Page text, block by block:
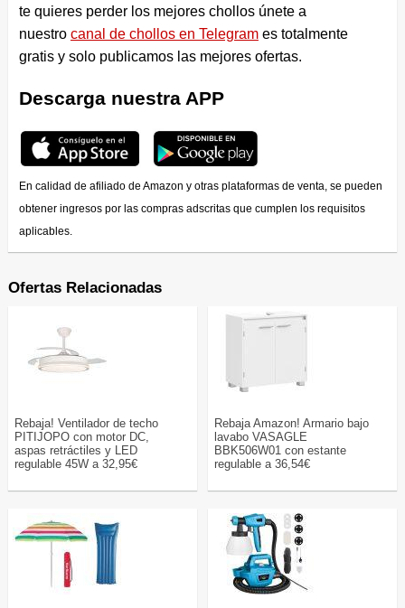
te quieres perder los mejores chollos únete a
nuestro canal de chollos en Telegrames totalmente
gratis y solo publicamos las mejores ofertas.
Descarga nuestra APP
En calidad de afiliado de Amazon y otras plataformas de venta, se pueden
obtener ingresos por las compras adscritas que cumplen los requisitos
aplicables.
Ofertas Relacionadas
Rebaja! Ventilador de techo
PITIJOPO con motor DC,
aspas retráctiles y LED
regulable 45W a 32,95€
Rebaja Amazon! Armario bajo
lavabo VASAGLE
BBK506W01 con estante
regulable a 36,54€